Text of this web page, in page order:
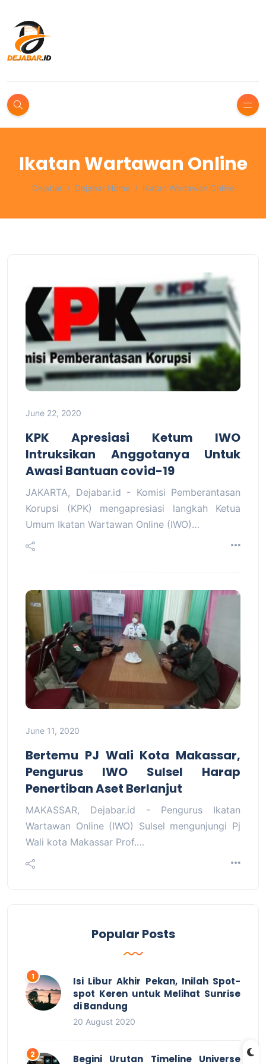
Ikatan Wartawan Online
Dejabar Dejabar Home Ikatan Wartawan Online
June 22, 2020
KPK Apresiasi Ketum IWO
Intruksikan Anggotanya Untuk
Awasi Bantuan covid-19
JAKARTA, Dejabar.id - Komisi Pemberantasan
Korupsi (KPK) mengapresiasi langkah Ketua
Umum Ikatan Wartawan Online (IWO)…
June 11, 2020
Bertemu PJ Wali Kota Makassar,
Pengurus IWO Sulsel Harap
Penertiban Aset Berlanjut
MAKASSAR, Dejabar.id - Pengurus Ikatan
Wartawan Online (IWO) Sulsel mengunjungi Pj
Wali kota Makassar Prof.…
Popular Posts
Isi Libur Akhir Pekan, Inilah Spot-
spot Keren untuk Melihat Sunrise
di Bandung
20 August 2020
Begini Urutan Timeline Universe